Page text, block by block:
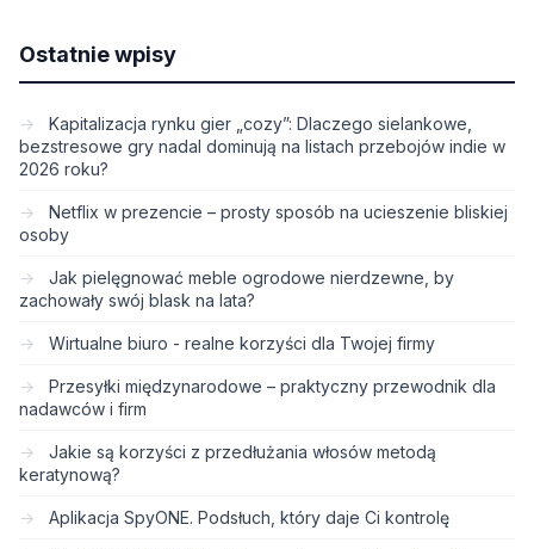
Ostatnie wpisy
Kapitalizacja rynku gier „cozy”: Dlaczego sielankowe,
bezstresowe gry nadal dominują na listach przebojów indie w
2026 roku?
Netflix w prezencie – prosty sposób na ucieszenie bliskiej
osoby
Jak pielęgnować meble ogrodowe nierdzewne, by
zachowały swój blask na lata?
Wirtualne biuro - realne korzyści dla Twojej firmy
Przesyłki międzynarodowe – praktyczny przewodnik dla
nadawców i firm
Jakie są korzyści z przedłużania włosów metodą
keratynową?
Aplikacja SpyONE. Podsłuch, który daje Ci kontrolę